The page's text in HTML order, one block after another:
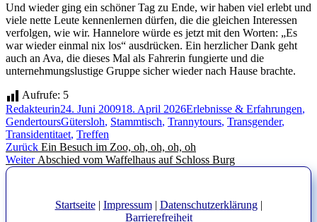
Und wieder ging ein schöner Tag zu Ende, wir haben viel erlebt und
viele nette Leute kennenlernen dürfen, die die gleichen Interessen
verfolgen, wie wir. Hannelore würde es jetzt mit den Worten: „Es
war wieder einmal nix los“ ausdrücken. Ein herzlicher Dank geht
auch an Ava, die dieses Mal als Fahrerin fungierte und die
unternehmungslustige Gruppe sicher wieder nach Hause brachte.
Aufrufe: 5
Autor
RedakteurinVeröffentlicht
am
24. Juni 200918. April 2026Kategorien
Erlebnisse & Erfahrungen,
GendertoursSchlagwörter
Gütersloh, Stammtisch, Trannytours, Transgender,
Transidentitaet, Treffen
Beitragsnavigation
Zurück Vorheriger
Beitrag:
Ein Besuch im Zoo, oh, oh, oh, oh
Weiter Nächster
Abschied vom Waffelhaus auf Schloss Burg
Startseite| Impressum| Datenschutzerklärung|
Barrierefreiheit